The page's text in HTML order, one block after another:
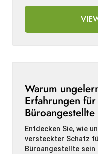
Warum
Erfahrungen
Entdecken Sie, wie
versteckter Schatz
Büroangestellte sein